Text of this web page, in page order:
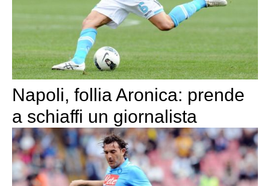
Napoli, follia Aronica: prende
a schiaffi un giornalista